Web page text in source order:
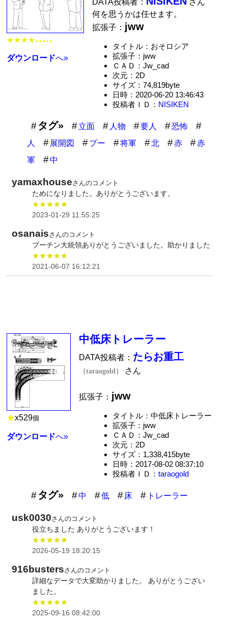
★★★★ ★★★★★
ダウンロードへ»
DATA投稿者：
さん
何を思うかは任せます。
拡張子： jww
タイトル：おそロシア
拡張子：jww
ＣＡＤ：Jw_cad
次元：2D
サイズ：74,819byte
日時：2020-06-20 13:46:43
投稿者ＩＤ： NISIKEN
タグ» 立面 人物 要人
恐怖
人
展開図 プー 将軍 北 赤
赤
軍
中
yamaxhouseさんのコメント
ためになりました。ありがとうございます。
★★★★★
2023-01-29 11:55:25
osanaisさんのコメント
プーチン大統領ありがとうございました。助かりました
★★★★★
2021-06-07 16:12:21
★x529個
ダウンロードへ»
中低床トレーラー
DATA投稿者： たらお重工
（taraogold） さん
拡張子： jww
タイトル：中低床トレーラー
拡張子：jww
ＣＡＤ：Jw_cad
次元：2D
サイズ：1,338,415byte
日時：2017-08-02 08:37:10
投稿者ＩＤ： taraogold
タグ» 中 低 床 トレーラー
usk0030さんのコメント
役立ちました ありがとうございます！
★★★★★
2026-05-19 18:20:15
916bustersさんのコメント
詳細なデータで大変助かりました。 ありがとうござい
ました。
★★★★★
2025-09-16 08:42:00